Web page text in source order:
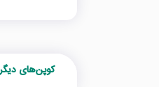
کوپن‌های